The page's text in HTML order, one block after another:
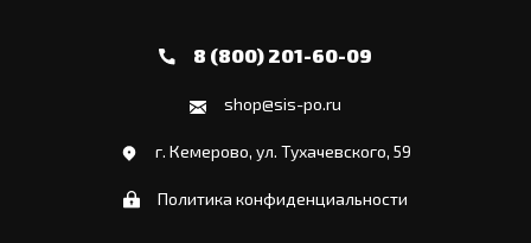
8 (800) 201-60-09
shop@sis-po.ru
г. Кемерово, ул. Тухачевского, 59
Политика конфиденциальности